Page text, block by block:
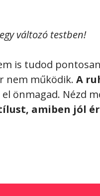
változó testben!
is tudod
nem működik. A
önmagad. Nézd
amiben jól